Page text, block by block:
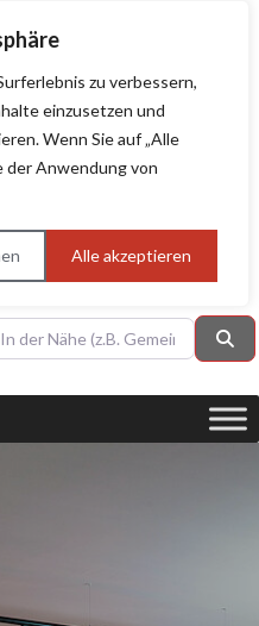
zu verbessern,
einzusetzen und
Wenn Sie auf „Alle
der Anwendung von
Alle akzeptieren
Qualitätssiegel!
die mit dem DIAMANT,
"Bauherrenhilfe.org-
Nähe (z.B. Gemeinde Baden)